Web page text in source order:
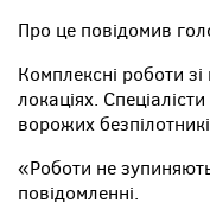
Про це повідомив
Комплексні роботи
локаціях.
ворожих
«Роботи не
повідомленні.